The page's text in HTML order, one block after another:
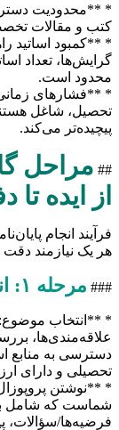
* **محدودیت
کتب و مقالات
* **کمبود اساتید
گرایش‌ها، تعداد
محدود است.
* **فشارهای
تحصیل، شاغل
پیچیده‌تر می‌کند.
## مراحل
از ایده تا
فرآیند انجام
هر یک نیازمند
### مرحله ۱: انتخاب موضوع و پروپوزال‌نویسی
* **انتخاب
علاقه‌مندی‌ها،
دسترسی به منابع
تحصیلی و دارای
* **نوشتن
شماست که شامل
فرضیه‌ها/